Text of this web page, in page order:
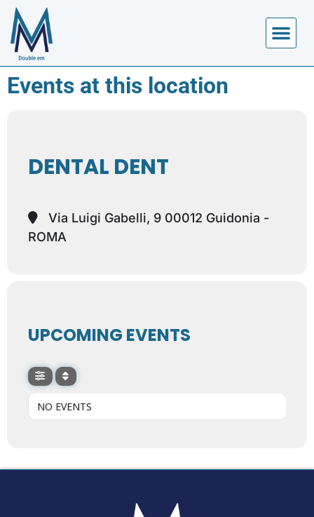
Events at this location
DENTAL DENT
Via Luigi Gabelli, 9 00012 Guidonia -
ROMA
UPCOMING EVENTS
NO EVENTS